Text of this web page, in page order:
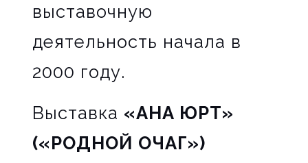
выставочную
деятельность начала в
2000 году.
Выставка «АНА ЮРТ»
(«РОДНОЙ ОЧАГ»)